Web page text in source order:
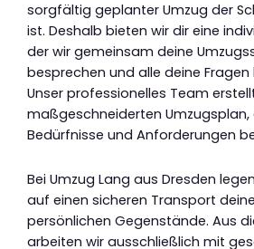
sorgfältig geplanter Umzug der
ist. Deshalb bieten wir dir eine
der wir gemeinsam deine
besprechen und alle deine
Unser professionelles Team
maßgeschneiderten Umzugsplan,
Bedürfnisse und Anforderungen
Bei Umzug Lang aus Dresden
auf einen sicheren Transport
persönlichen Gegenstände. Aus
arbeiten wir ausschließlich mit